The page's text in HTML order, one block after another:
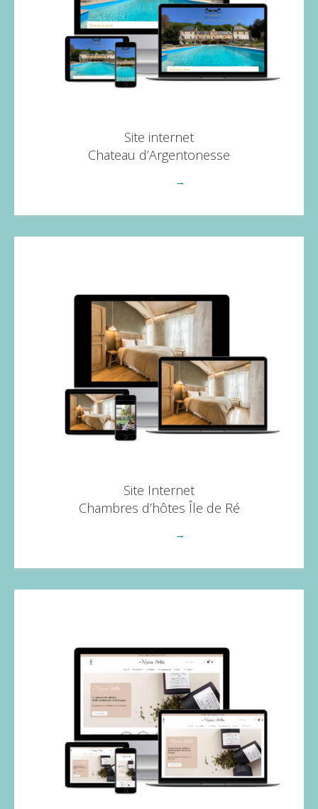
Site internet
Chateau d’Argentonesse
→
Site Internet
Chambres d’hôtes Île de Ré
→